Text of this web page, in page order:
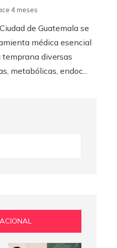
4 meses
de Guatemala se
médica esencial
diversas
metabólicas, endoc...